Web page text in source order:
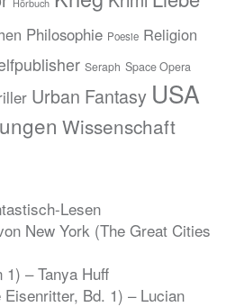
Philosophie Poesie Religion
Seraph Space Opera
Urban Fantasy USA
Wissenschaft
Lesen
New York (The Great Cities
– Tanya Huff
Bd. 1) – Lucian